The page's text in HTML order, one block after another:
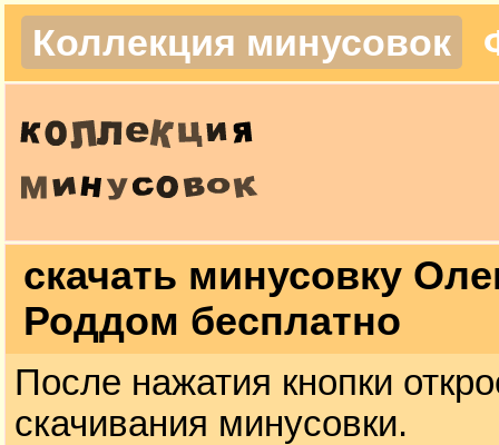
Коллекция минусовок
скачать минусовку
Роддом бесплатно
После нажатия кнопки
скачивания минусовки.